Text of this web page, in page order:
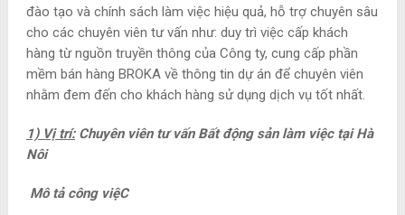
đào tạo và chính sách làm việc hiệu quả, hỗ trợ chuyên sâu
cho các chuyên viên tư vấn như: duy trì việc cấp khách
hàng từ nguồn truyền thông của Công ty, cung cấp phần
mềm bán hàng BROKA về thông tin dự án để chuyên viên
nhằm đem đến cho khách hàng sử dụng dịch vụ tốt nhất.
1) Vị trí:Chuyên viên tư vấn Bất động sản làm việc tại Hà
Nôi
Mô tả công việC